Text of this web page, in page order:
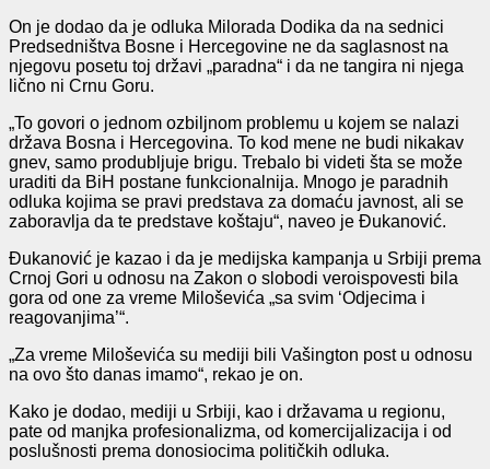
On je dodao da je odluka Milorada Dodika da na sednici
Predsedništva Bosne i Hercegovine ne da saglasnost na
njegovu posetu toj državi „paradna“ i da ne tangira ni njega
lično ni Crnu Goru.
„To govori o jednom ozbiljnom problemu u kojem se nalazi
država Bosna i Hercegovina. To kod mene ne budi nikakav
gnev, samo produbljuje brigu. Trebalo bi videti šta se može
uraditi da BiH postane funkcionalnija. Mnogo je paradnih
odluka kojima se pravi predstava za domaću javnost, ali se
zaboravlja da te predstave koštaju“, naveo je Đukanović.
Đukanović je kazao i da je medijska kampanja u Srbiji prema
Crnoj Gori u odnosu na Zakon o slobodi veroispovesti bila
gora od one za vreme Miloševića „sa svim ‘Odjecima i
reagovanjima’“.
„Za vreme Miloševića su mediji bili Vašington post u odnosu
na ovo što danas imamo“, rekao je on.
Kako je dodao, mediji u Srbiji, kao i državama u regionu,
pate od manjka profesionalizma, od komercijalizacija i od
poslušnosti prema donosiocima političkih odluka.